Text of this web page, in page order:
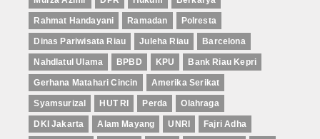
Rahmat Handayani Ramadan Polresta
Dinas Pariwisata Riau Juleha Riau Barcelona
Nahdlatul Ulama BPBD KPU Bank Riau Kepri
Gerhana Matahari Cincin Amerika Serikat
Syamsurizal HUT RI Perda Olahraga
DKI Jakarta Alam Mayang UNRI Fajri Adha